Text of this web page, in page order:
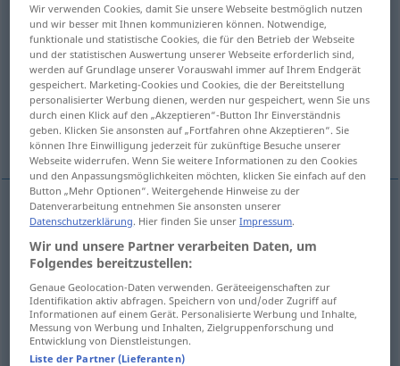
desatar [desaˈtar]v/t
Übersicht aller Übersetzungen
(Für mehr Details die Übersetzung anklicken/antippen)
losbinden, aufschnüren, lösen, auslösen,
entfesseln
losbinden desatar perro
aufschnüren desatarzapato
lösen desatarnudo, lenguatb FIG
auslösen desatar FIG
Wir verwenden Cookies, damit Sie unsere Webseite bestmöglich nutzen
und wir besser mit Ihnen kommunizieren können. Notwendige,
funktionale und statistische Cookies, die für den Betrieb der Webseite
und der statistischen Auswertung unserer Webseite erforderlich sind,
werden auf Grundlage unserer Vorauswahl immer auf Ihrem Endgerät
gespeichert. Marketing-Cookies und Cookies, die der Bereitstellung
personalisierter Werbung dienen, werden nur gespeichert, wenn Sie uns
durch einen Klick auf den „Akzeptieren“-Button Ihr Einverständnis
geben. Klicken Sie ansonsten auf „Fortfahren ohne Akzeptieren“. Sie
können Ihre Einwilligung jederzeit für zukünftige Besuche unserer
Webseite widerrufen. Wenn Sie weitere Informationen zu den Cookies
und den Anpassungsmöglichkeiten möchten, klicken Sie einfach auf den
Button „Mehr Optionen“. Weitergehende Hinweise zu der
Datenverarbeitung entnehmen Sie ansonsten unserer
Datenschutzerklärung. Hier finden Sie unserImpressum.
Wir und unsere Partner verarbeiten Daten, um
Folgendes bereitzustellen:
Genaue Geolocation-Daten verwenden. Geräteeigenschaften zur
Identifikation aktiv abfragen. Speichern von und/oder Zugriff auf
Informationen auf einem Gerät. Personalisierte Werbung und Inhalte,
Messung von Werbung und Inhalten, Zielgruppenforschung und
Entwicklung von Dienstleistungen.
Liste der Partner (Lieferanten)